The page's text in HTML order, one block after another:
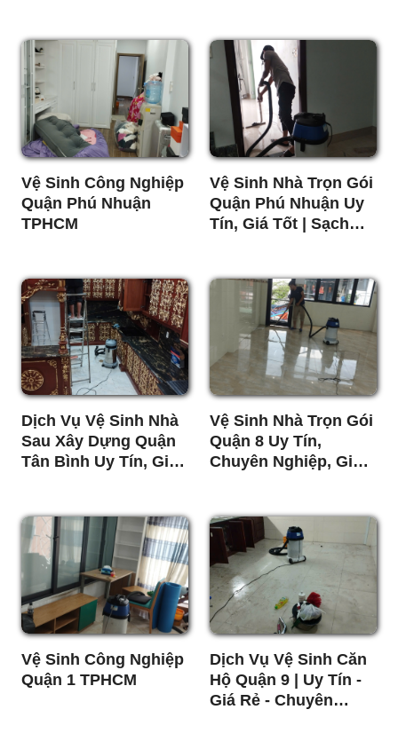
Vệ Sinh Công Nghiệp
Quận Phú Nhuận
TPHCM
Vệ Sinh Nhà Trọn Gói
Quận Phú Nhuận Uy
Tín, Giá Tốt | Sạch
Dịch Vụ Vệ Sinh Nhà
Sau Xây Dựng Quận
Tân Bình Uy Tín, Giá
Vệ Sinh Nhà Trọn Gói
Quận 8 Uy Tín,
Chuyên Nghiệp, Giá
Vệ Sinh Công Nghiệp
Quận 1 TPHCM
Dịch Vụ Vệ Sinh Căn
Hộ Quận 9 | Uy Tín -
Giá Rẻ - Chuyên